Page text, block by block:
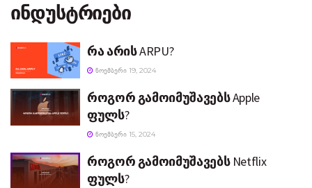
ინდუსტრიები
რა არის ARPU?
ᲜᲝᲔᲛᲑᲔᲠᲘ 19, 2024
როგორ გამოიმუშავებს Apple
ფულს?
ᲜᲝᲔᲛᲑᲔᲠᲘ 15, 2024
როგორ გამოიმუშავებს Netflix
ფულს?